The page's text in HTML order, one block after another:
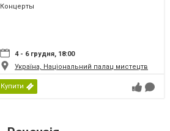
Концерты
4 - 6 грудня, 18:00
Україна, Національний палац мистецтв
Купити